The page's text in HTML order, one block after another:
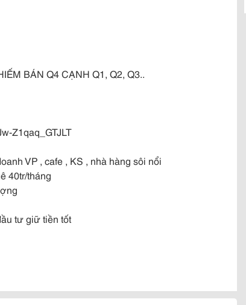
BÁN Q4 CẠNH Q1, Q2, Q3..
Z1qaq_GTJLT
VP , cafe , KS , nhà hàng sôi nổi
40tr/tháng
tư giữ tiền tốt